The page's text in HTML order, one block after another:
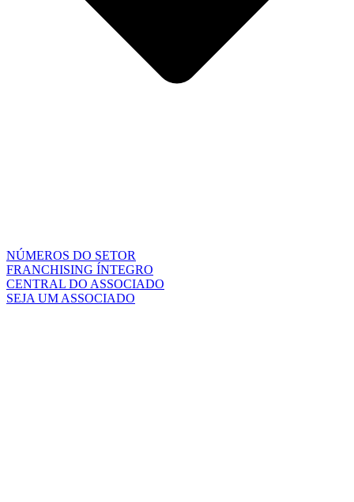
NÚMEROS DO SETOR
FRANCHISING ÍNTEGRO
CENTRAL DO ASSOCIADO
SEJA UM ASSOCIADO